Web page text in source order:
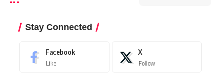
Stay Connected
Facebook
Like
X
Follow